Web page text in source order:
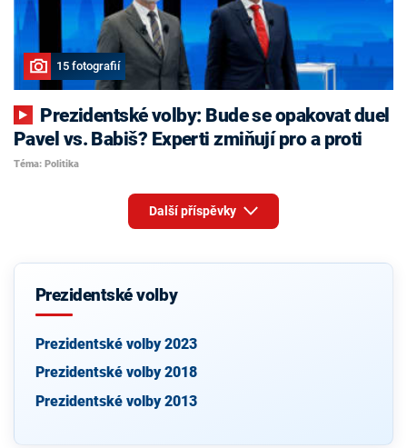
15 fotografií
Pavel vs. Babiš? Experti zmiňují pro a proti
Téma: Politika
Další příspěvky
Prezidentské volby
Prezidentské volby 2023
Prezidentské volby 2018
Prezidentské volby 2013